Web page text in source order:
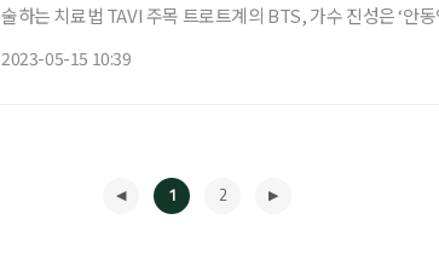
술하는 치료법 TAVI 주목 트로트계의 BTS, 가수 진성은 ‘안동역에서’로 활발한 활동에 나선
2023-05-15 10:39
1 2